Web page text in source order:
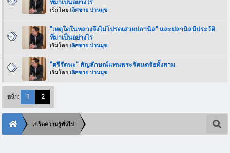
ที่มาเป็นอย่างไร
เริ่มโดยเลิศชาย ปานมุข
"เหตุใดในหลวงจึงไม่โปรดเสวยปลานิล" และปลานิลมีประวัติ
ที่มาเป็นอย่างไร
เริ่มโดยเลิศชาย ปานมุข
"ตรีรัตนะ" สัญลักษณ์แทนพระรัตนตรัยทั้งสาม
เริ่มโดยเลิศชาย ปานมุข
หน้า: 1 2
เกร็ดความรู้ทั่วไป